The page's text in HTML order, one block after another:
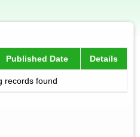
Published Date Details
records found